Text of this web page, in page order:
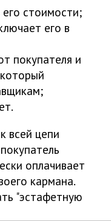
стоимости;
его в
покупателя и
всей цепи
оплачивает
кармана.
"эстафетную